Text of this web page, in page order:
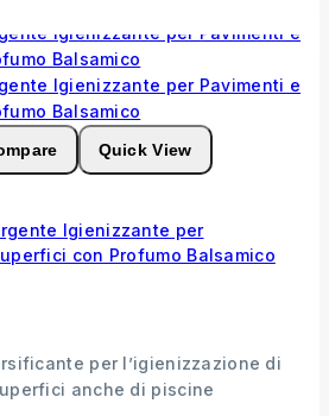
Quick View
Igienizzante per
con Profumo Balsamico
per l’igienizzazione di
anche di piscine